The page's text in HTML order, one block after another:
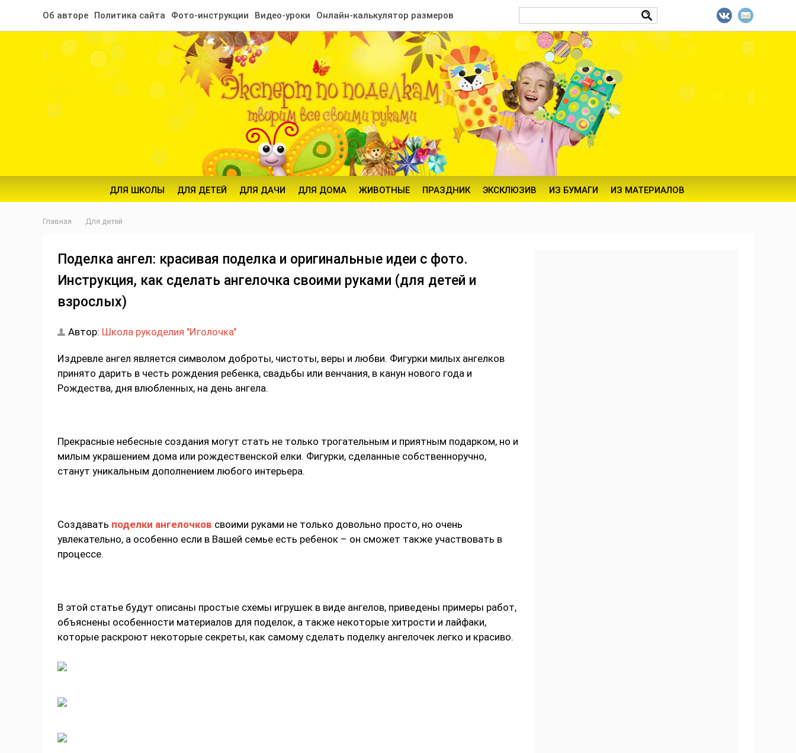
Об авторе Политика сайта Фото-инструкции Видео-уроки Онлайн-калькулятор размеров
ДЛЯ ШКОЛЫ ДЛЯ ДЕТЕЙ ДЛЯ ДАЧИ ДЛЯ ДОМА ЖИВОТНЫЕ ПРАЗДНИК ЭКСКЛЮЗИВ ИЗ БУМАГИ ИЗ МАТЕРИАЛОВ
Главная Для детей
Поделка ангел: красивая поделка и оригинальные идеи с фото.
Инструкция, как сделать ангелочка своими руками (для детей и
взрослых)
Автор: Школа рукоделия "Иголочка"
Издревле ангел является символом доброты, чистоты, веры и любви. Фигурки милых ангелков
принято дарить в честь рождения ребенка, свадьбы или венчания, в канун нового года и
Рождества, дня влюбленных, на день ангела.
Прекрасные небесные создания могут стать не только трогательным и приятным подарком, но и
милым украшением дома или рождественской елки. Фигурки, сделанные собственноручно,
станут уникальным дополнением любого интерьера.
Создавать поделки ангелочков своими руками не только довольно просто, но очень
увлекательно, а особенно если в Вашей семье есть ребенок – он сможет также участвовать в
процессе.
В этой статье будут описаны простые схемы игрушек в виде ангелов, приведены примеры работ,
объяснены особенности материалов для поделок, а также некоторые хитрости и лайфаки,
которые раскроют некоторые секреты, как самому сделать поделку ангелочек легко и красиво.